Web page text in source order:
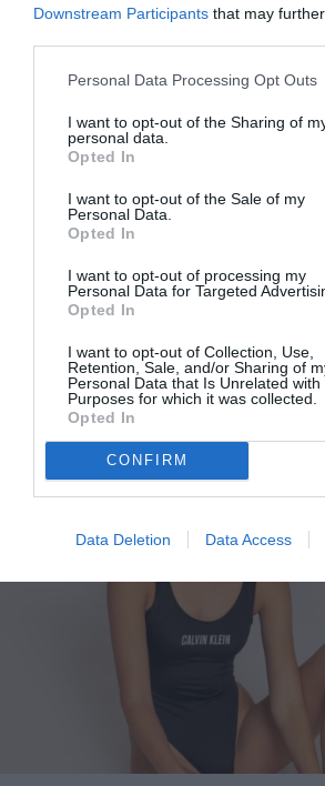
Downstream Participants that may
Personal Data Processing Opt Outs
I want to opt-out of the Sharing of
personal data.
Opted In
I want to opt-out of the Sale of my
Personal Data.
Opted In
I want to opt-out of processing my
Personal Data for Targeted
Opted In
I want to opt-out of Collection, Use,
Retention, Sale, and/or Sharing of
Personal Data that Is Unrelated with
Purposes for which it was collected.
Opted In
CONFIRM
Data Deletion Data Access
Γιατί δεν πρέπει να μένετε ποτέ